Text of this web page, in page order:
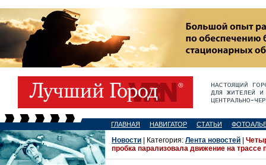
ГЛАВНАЯ НАВИГАТОР СТАТЬИ
Новости | Категория: Лента новостей
пробка парализовала движение на